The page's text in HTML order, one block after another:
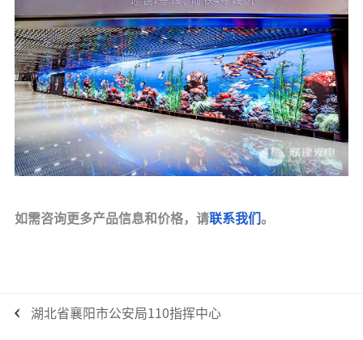
如需咨询更多产品信息和价格，请联系我们。
湖北省襄阳市公安局110指挥中心